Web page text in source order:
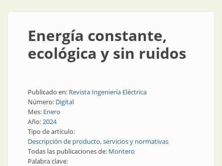
Energía constante,
ecológica y sin ruidos
Publicado en: Revista Ingeniería Eléctrica
Número: Digital
Mes: Enero
Año:2024
Tipo de artículo:
Descripción de producto, servicios y normativas
Todas las publicaciones de: Montero
Palabra clave: